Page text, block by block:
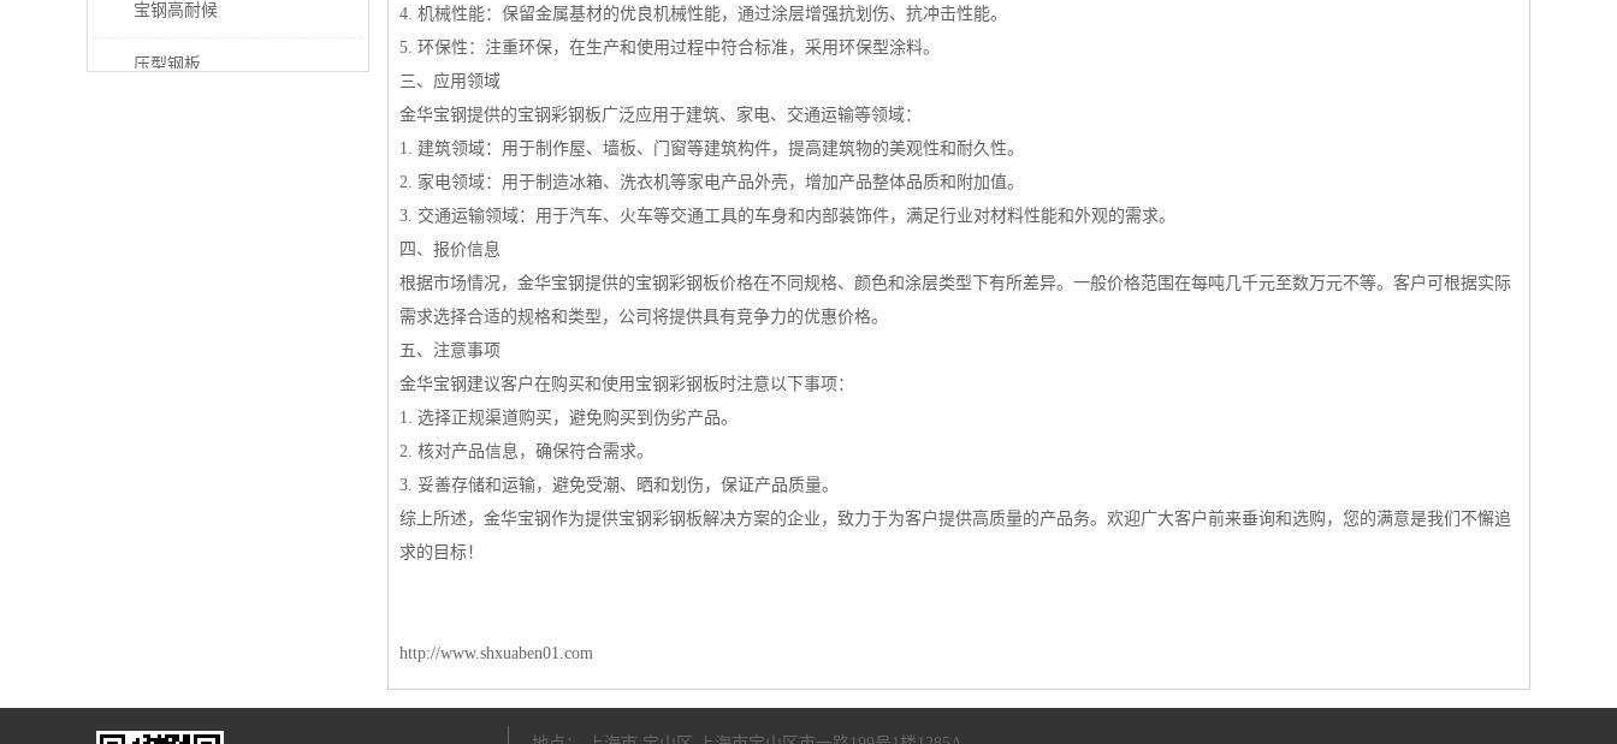
宝钢高耐候
压型钢板
4. 机械性能：保留金属基材的优良机械性能，通过涂层增强抗划伤、抗冲击性能。
5. 环保性：注重环保，在生产和使用过程中符合标准，采用环保型涂料。
三、应用领域
金华宝钢提供的宝钢彩钢板广泛应用于建筑、家电、交通运输等领域：
1. 建筑领域：用于制作屋、墙板、门窗等建筑构件，提高建筑物的美观性和耐久性。
2. 家电领域：用于制造冰箱、洗衣机等家电产品外壳，增加产品整体品质和附加值。
3. 交通运输领域：用于汽车、火车等交通工具的车身和内部装饰件，满足行业对材料性能和外观的需求。
四、报价信息
根据市场情况，金华宝钢提供的宝钢彩钢板价格在不同规格、颜色和涂层类型下有所差异。一般价格范围在每吨几千元至数万元不等。客户可根据实际
需求选择合适的规格和类型，公司将提供具有竞争力的优惠价格。
五、注意事项
金华宝钢建议客户在购买和使用宝钢彩钢板时注意以下事项：
1. 选择正规渠道购买，避免购买到伪劣产品。
2. 核对产品信息，确保符合需求。
3. 妥善存储和运输，避免受潮、晒和划伤，保证产品质量。
综上所述，金华宝钢作为提供宝钢彩钢板解决方案的企业，致力于为客户提供高质量的产品务。欢迎广大客户前来垂询和选购，您的满意是我们不懈追
求的目标！
http://www.shxuaben01.com